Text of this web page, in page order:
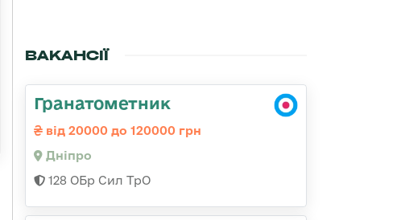
ВАКАНСІЇ
Гранатометник
від 20000 до 120000 грн
Дніпро
128 ОБр Сил ТрО